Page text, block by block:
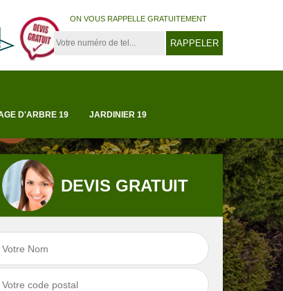
ON VOUS RAPPELLE GRATUITEMENT
D'ARBRE 19 JARDINIER 19
Tonte et réfection
Abattage d'arbre
DEVIS GRATUIT